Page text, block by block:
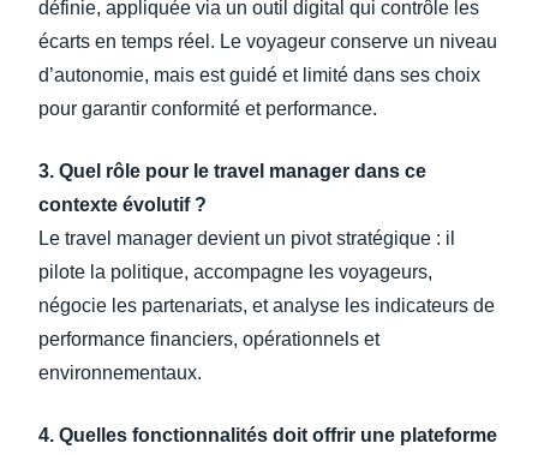
définie, appliquée via un outil digital qui contrôle les
écarts en temps réel. Le voyageur conserve un niveau
d’autonomie, mais est guidé et limité dans ses choix
pour garantir conformité et performance.
3. Quel rôle pour le travel manager dans ce
contexte évolutif ?
Le travel manager devient un pivot stratégique : il
pilote la politique, accompagne les voyageurs,
négocie les partenariats, et analyse les indicateurs de
performance financiers, opérationnels et
environnementaux.
4. Quelles fonctionnalités doit offrir une plateforme